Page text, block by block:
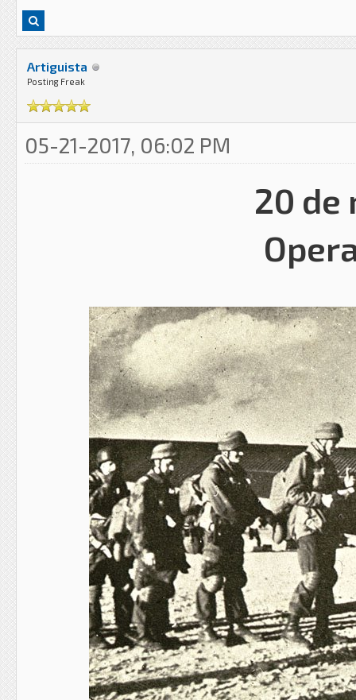
Artiguista
Posting Freak
05-21-2017, 06:02 PM
20 de